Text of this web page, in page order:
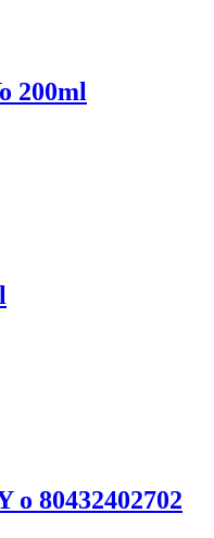
200ml
o 80432402702